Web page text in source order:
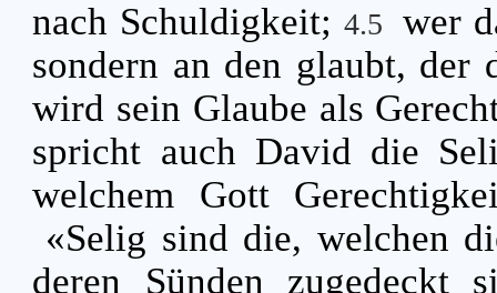
nach Schuldigkeit;4.5
wer
sondern an den glaubt, der
wird sein Glaube als
spricht auch David die
welchem Gott
«Selig sind die, welchen
deren Sünden zugedeckt